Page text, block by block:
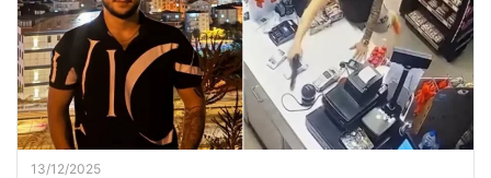
13/12/2025